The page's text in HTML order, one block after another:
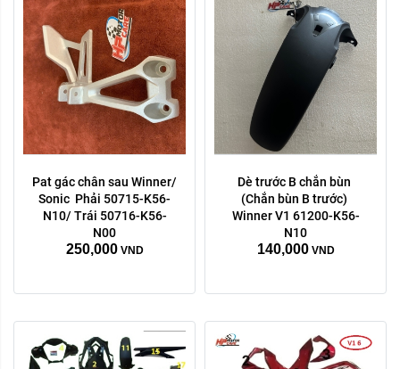
Pat gác chân sau Winner/
Sonic  Phải 50715-K56-
N10/ Trái 50716-K56-
N00
250,000 VND
Dè trước B chắn bùn
(Chắn bùn B trước)
Winner V1 61200-K56-
N10
140,000 VND